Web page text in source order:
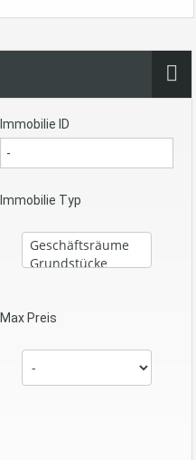
Immobilie ID
Immobilie Typ
Max Preis